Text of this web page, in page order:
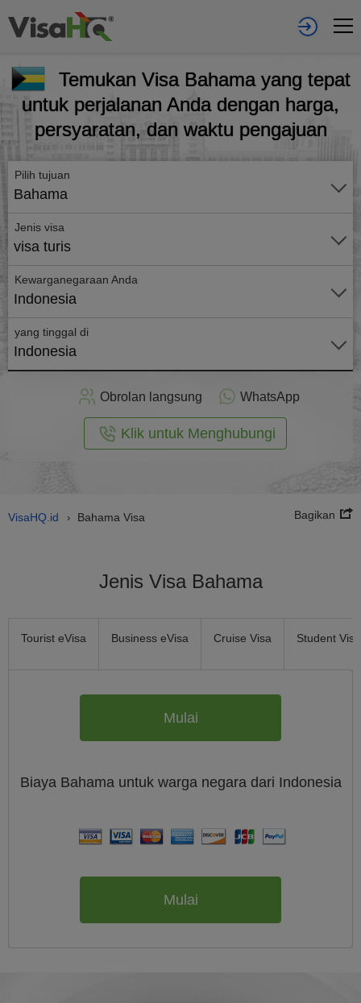
Temukan Visa Bahama yang tepat
untuk perjalanan Anda dengan harga,
persyaratan, dan waktu pengajuan
Pilih tujuan
Bahama
Jenis visa
visa turis
Kewarganegaraan Anda
Indonesia
yang tinggal di
Indonesia
Obrolan langsung WhatsApp
Klik untuk Menghubungi
VisaHQ.id › Bahama Visa Bagikan
Jenis Visa Bahama
Tourist eVisa Business eVisa Cruise Visa Student Visa
Mulai
Biaya Bahama untuk warga negara dari Indonesia
Mulai